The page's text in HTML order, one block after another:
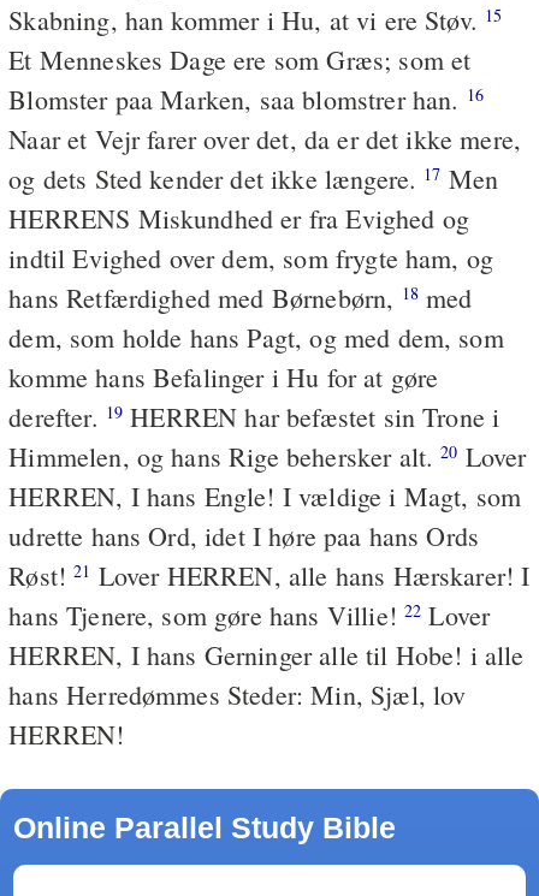
Skabning, han kommer i Hu, at vi ere Støv. 15
Et Menneskes Dage ere som Græs; som et
Blomster paa Marken, saa blomstrer han. 16
Naar et Vejr farer over det, da er det ikke mere,
og dets Sted kender det ikke længere. 17 Men
HERRENS Miskundhed er fra Evighed og
indtil Evighed over dem, som frygte ham, og
hans Retfærdighed med Børnebørn, 18med
dem, som holde hans Pagt, og med dem, som
komme hans Befalinger i Hu for at gøre
derefter. 19 HERREN har befæstet sin Trone i
Himmelen, og hans Rige behersker alt.20 Lover
HERREN, I hans Engle! I vældige i Magt, som
udrette hans Ord, idet I høre paa hans Ords
Røst!21 Lover HERREN, alle hans Hærskarer! I
hans Tjenere, som gøre hans Villie! 22 Lover
HERREN, I hans Gerninger alle til Hobe! i alle
hans Herredømmes Steder: Min, Sjæl, lov
HERREN!
Online Parallel Study Bible